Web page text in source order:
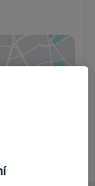
nové záložce
aktivní